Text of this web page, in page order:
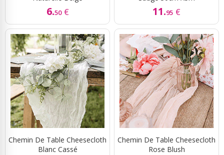
6.50 € 11.95 €
Chemin De Table Cheesecloth
Blanc Cassé
Chemin De Table Cheesecloth
Rose Blush